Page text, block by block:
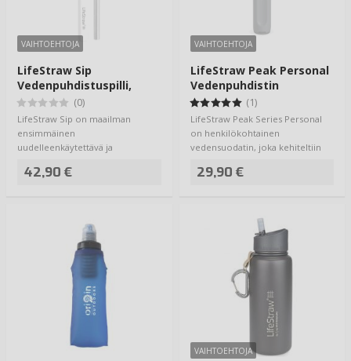
VAIHTOEHTOJA
LifeStraw Sip
Vedenpuhdistuspilli,
Terästä
(0)
LifeStraw Sip on maailman
ensimmäinen
uudelleenkäytettävä ja
valmistettu…
42,90 €
VAIHTOEHTOJA
LifeStraw Peak Personal
Vedenpuhdistin
(1)
LifeStraw Peak Series Personal
on henkilökohtainen
vedensuodatin, joka kehiteltiin
29,90 €
VAIHTOEHTOJA